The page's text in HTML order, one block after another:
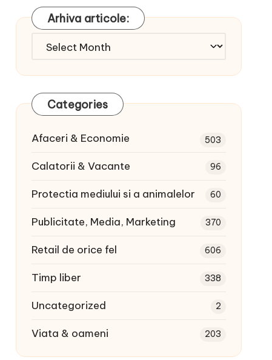
Arhiva articole:
Arhiva
Categories
Afaceri & Economie 503
Calatorii & Vacante 96
Protectia mediului si a animalelor 60
Publicitate, Media, Marketing 370
Retail de orice fel 606
Timp liber 338
Uncategorized 2
Viata & oameni 203